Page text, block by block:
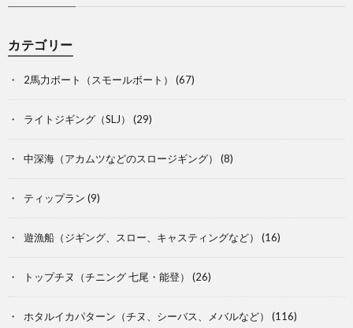
カテゴリー
2馬力ボート（スモールボート） (67)
ライトジギング（SLJ） (29)
中深海（アカムツなどのスロージギング） (8)
ティップラン (9)
遊漁船（ジギング、スロー、キャスティングなど） (16)
トップチヌ（チニング 七尾・能登） (26)
ホタルイカパターン（チヌ、シーバス、メバルなど） (116)